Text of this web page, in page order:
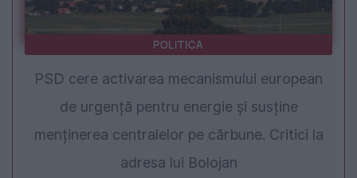
POLITICA
PSD cere activarea mecanismului european
de urgență pentru energie și susține
menținerea centralelor pe cărbune. Critici la
adresa lui Bolojan